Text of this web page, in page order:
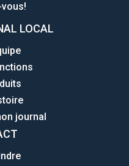
LOCAL
journal